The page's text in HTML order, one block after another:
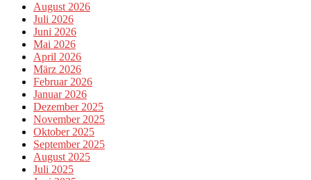
August 2026
Juli 2026
Juni 2026
Mai 2026
April 2026
März 2026
Februar 2026
Januar 2026
Dezember 2025
November 2025
Oktober 2025
September 2025
August 2025
Juli 2025